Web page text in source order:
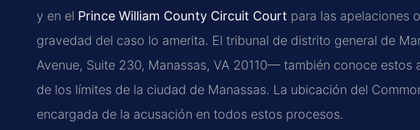
y en el Prince William County Circuit Court para las apelaciones
gravedad del caso lo amerita. El tribunal de distrito general de
Avenue, Suite 230, Manassas, VA 20110— también conoce estos
de los límites de la ciudad de Manassas. La ubicación del
encargada de la acusación en todos estos procesos.